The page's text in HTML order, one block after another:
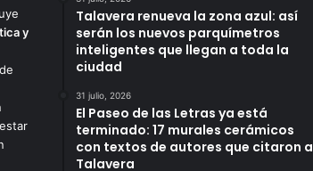
y
Talavera renueva la zona azul: así
serán los nuevos parquímetros
inteligentes que llegan a toda la
ciudad
31 julio, 2026
El Paseo de las Letras ya está
terminado: 17 murales cerámicos
con textos de autores que citaron a
Talavera